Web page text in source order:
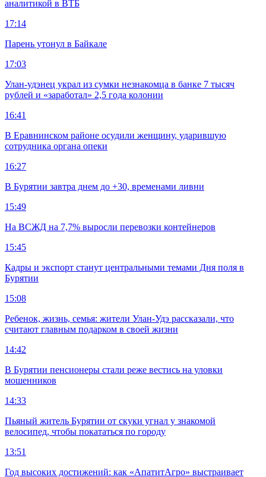
аналитикой в ВТБ
17:14
Парень утонул в Байкале
17:03
Улан-удэнец украл из сумки незнакомца в банке 7 тысяч
рублей и «заработал» 2,5 года колонии
16:41
В Еравнинском районе осудили женщину, ударившую
сотрудника органа опеки
16:27
В Бурятии завтра днем до +30, временами ливни
15:49
На ВСЖД на 7,7% выросли перевозки контейнеров
15:45
Кадры и экспорт станут центральными темами Дня поля в
Бурятии
15:08
Ребенок, жизнь, семья: жители Улан-Удэ рассказали, что
считают главным подарком в своей жизни
14:42
В Бурятии пенсионеры стали реже вестись на уловки
мошенников
14:33
Пьяный житель Бурятии от скуки угнал у знакомой
велосипед, чтобы покататься по городу
13:51
Год высоких достижений: как «АпатитАгро» выстраивает